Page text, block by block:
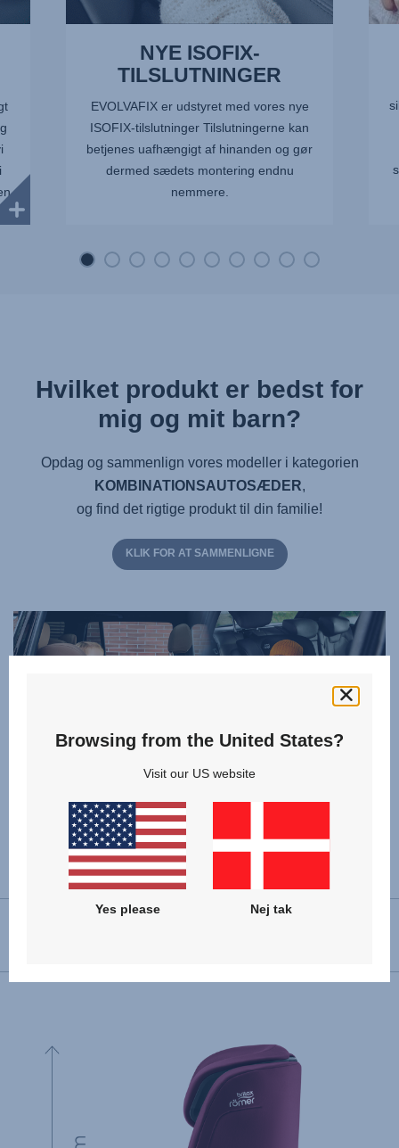
NYE ISOFIX-
TILSLUTNINGER
EVOLVAFIX er udstyret med vores nye
ISOFIX-tilslutninger Tilslutningerne kan
betjenes uafhængigt af hinanden og gør
dermed sædets montering endnu
nemmere.
Hvilket produkt er bedst for
mig og mit barn?
Opdag og sammenlign vores modeller i kategorien
KOMBINATIONSAUTOSÆDER,
og find det rigtige produkt til din familie!
KLIK FOR AT SAMMENLIGNE
Specifikationer
Browsing from the United States?
Visit our US website
Yes please Nej tak